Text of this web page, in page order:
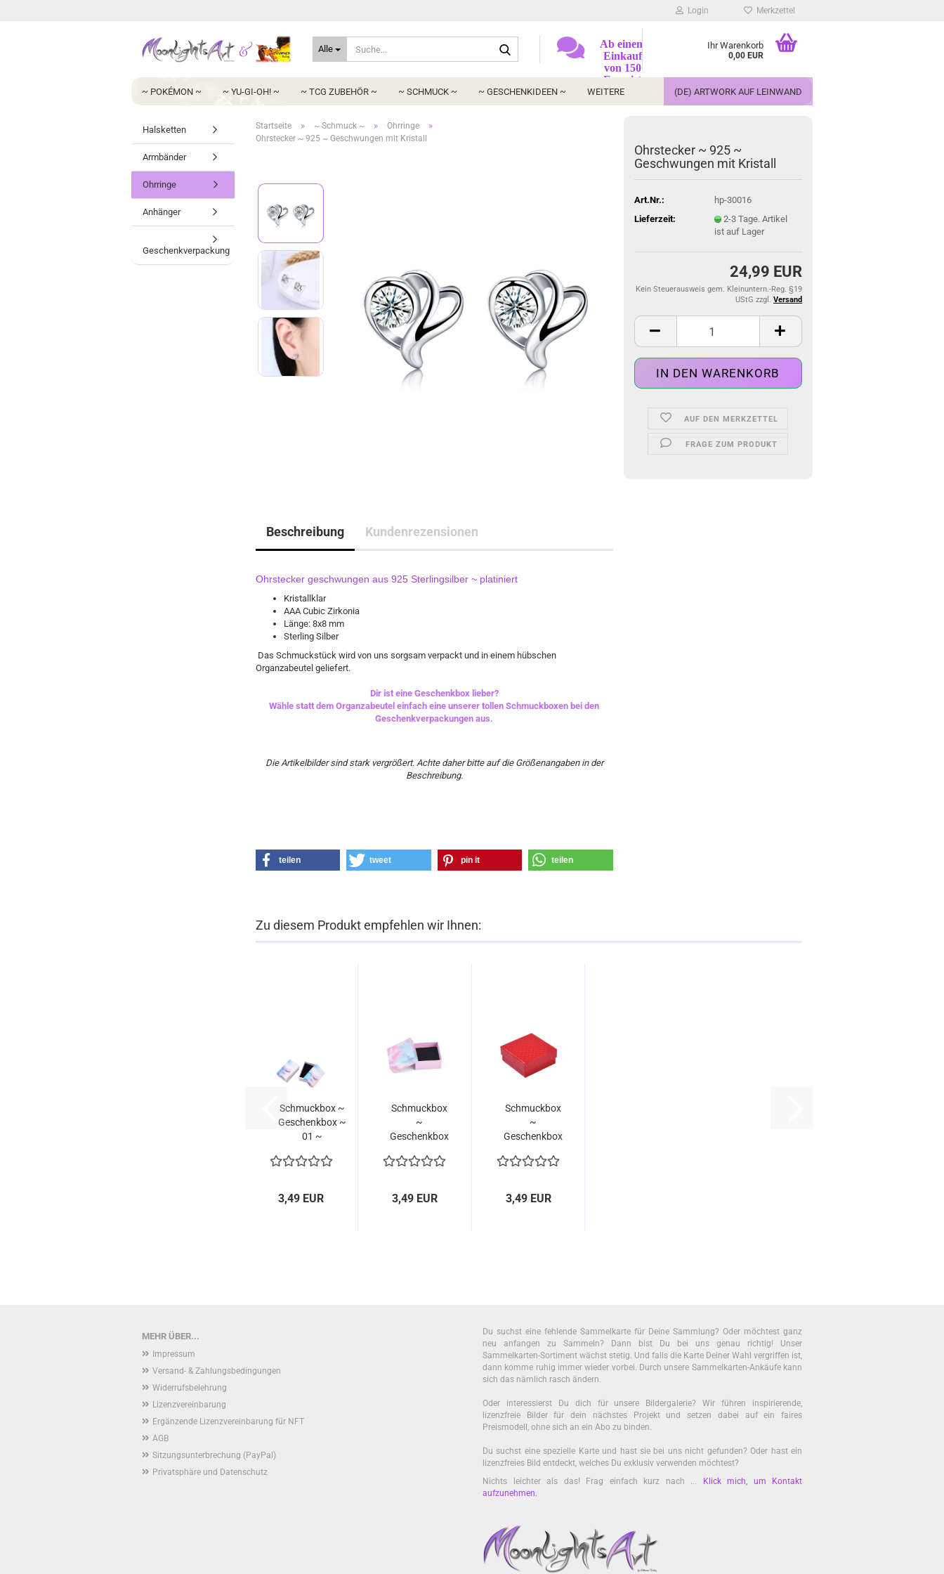
Login Merkzettel
Alle
Ab einem
Einkauf
von 150
Euro ist
'Lieferung
kostenfrei'
Ihr Warenkorb
0,00 EUR
~ POKÉMON ~ ~ YU-GI-OH! ~ ~ TCG ZUBEHÖR ~ ~ SCHMUCK ~ ~ GESCHENKIDEEN ~ (DE) ARTWORK AUF LEINWAND
WEITERE
Startseite » ~ Schmuck ~ » Ohrringe »
Ohrstecker ~ 925 ~ Geschwungen mit Kristall
Ohrstecker ~ 925 ~
Geschwungen mit Kristall
Art.Nr.:
hp-30016
Lieferzeit:
2-3 Tage. Artikel
ist auf Lager
24,99 EUR
Kein Steuerausweis gem. Kleinuntern.-Reg. §19
UStG zzgl. Versand
AUF DEN MERKZETTEL
FRAGE ZUM PRODUKT
Beschreibung Kundenrezensionen
Ohrstecker geschwungen aus 925 Sterlingsilber ~ platiniert
Kristallklar
AAA Cubic Zirkonia
Länge: 8x8 mm
Sterling Silber
Das Schmuckstück wird von uns sorgsam verpackt und in einem hübschen
Organzabeutel geliefert.
Dir ist eine Geschenkbox lieber?
Wähle statt dem Organzabeutel einfach eine unserer tollen Schmuckboxen bei den
Geschenkverpackungen aus.
Die Artikelbilder sind stark vergrößert. Achte daher bitte auf die Größenangaben in der
Beschreibung.
teilen tweet pin it teilen
Zu diesem Produkt empfehlen wir Ihnen:
Schmuckbox ~
Geschenkbox ~
01 ~
3,49 EUR
Schmuckbox
~
Geschenkbox
Galaxie
3,49 EUR
Schmuckbox
~
Geschenkbox
Lederoptik...
3,49 EUR
Halsketten
Armbänder
Ohrringe
Anhänger
Geschenkverpackung
MEHR ÜBER...
Impressum
Versand- & Zahlungsbedingungen
Widerrufsbelehrung
Lizenzvereinbarung
Ergänzende Lizenzvereinbarung für NFT
AGB
Sitzungsunterbrechung (PayPal)
Privatsphäre und Datenschutz
Du suchst eine fehlende Sammelkarte für Deine Sammlung? Oder möchtest ganz
neu anfangen zu Sammeln? Dann bist Du bei uns genau richtig! Unser
Sammelkarten-Sortiment wächst stetig. Und falls die Karte Deiner Wahl vergriffen ist,
dann komme ruhig immer wieder vorbei. Durch unsere Sammelkarten-Ankäufe kann
sich das nämlich rasch ändern.
Oder interessierst Du dich für unsere Bildergalerie? Wir führen inspirierende,
lizenzfreie Bilder für dein nächstes Projekt und setzen dabei auf ein faires
Preismodell, ohne sich an ein Abo zu binden.
Du suchst eine spezielle Karte und hast sie bei uns nicht gefunden? Oder hast ein
lizenzfreies Bild entdeckt, welches Du exklusiv verwenden möchtest?
Nichts leichter als das! Frag einfach kurz nach ...
Klick mich, um Kontakt
aufzunehmen.